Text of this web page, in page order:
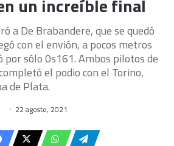
un increíble final
a De Brabandere, que se quedó
con el envión, a pocos metros
por sólo 0s161. Ambos pilotos de
el podio con el Torino,
de Plata.
22 agosto, 2021